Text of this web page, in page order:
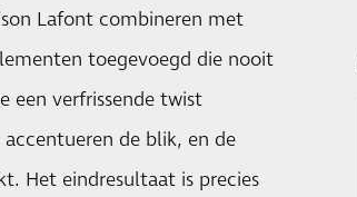
Lafont combineren met
toegevoegd die nooit
een verfrissende twist
de blik, en de
Het eindresultaat is precies